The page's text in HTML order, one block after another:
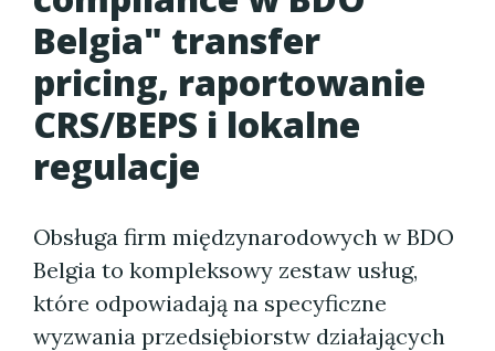
Belgia" transfer
pricing, raportowanie
CRS/BEPS i lokalne
regulacje
Obsługa firm międzynarodowych w BDO
Belgia to kompleksowy zestaw usług,
które odpowiadają na specyficzne
wyzwania przedsiębiorstw działających